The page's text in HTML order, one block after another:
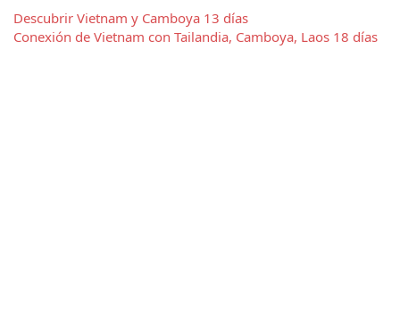
Descubrir Vietnam y Camboya 13 días
Conexión de Vietnam con Tailandia, Camboya, Laos 18 días